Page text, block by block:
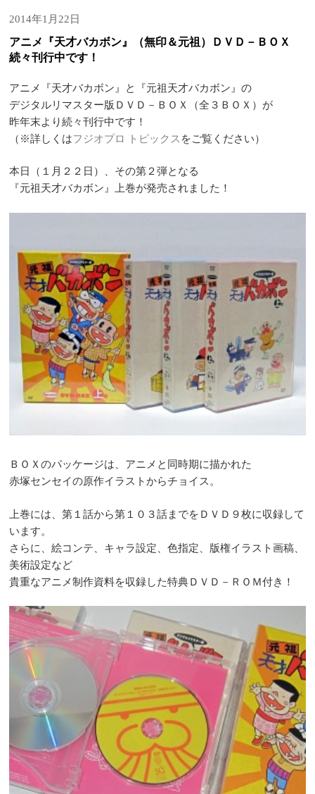
2014年1月22日
アニメ『天才バカボン』（無印＆元祖）ＤＶＤ－ＢＯＸ
続々刊行中です！
アニメ『天才バカボン』と『元祖天才バカボン』の
デジタルリマスター版ＤＶＤ－ＢＯＸ（全３ＢＯＸ）が
昨年末より続々刊行中です！
（※詳しくはフジオプロ トピックス をご覧ください）
本日（１月２２日）、その第２弾となる
『元祖天才バカボン』上巻が発売されました！
ＢＯＸのパッケージは、アニメと同時期に描かれた
赤塚センセイの原作イラストからチョイス。
上巻には、第１話から第１０３話までをＤＶＤ９枚に収録して
います。
さらに、絵コンテ、キャラ設定、色指定、版権イラスト画稿、
美術設定など
貴重なアニメ制作資料を収録した特典ＤＶＤ－ＲＯＭ付き！